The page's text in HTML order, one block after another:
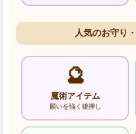
人気のお守り
🔮
魔術アイテム
願いを強く後押し